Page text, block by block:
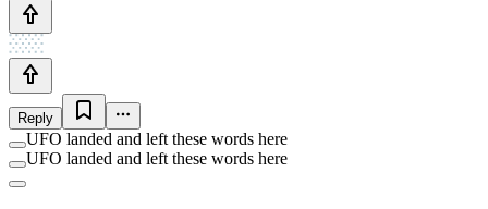
Reply
UFO landed and left these words here
UFO landed and left these words here